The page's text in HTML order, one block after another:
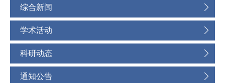
综合新闻
学术活动
科研动态
通知公告